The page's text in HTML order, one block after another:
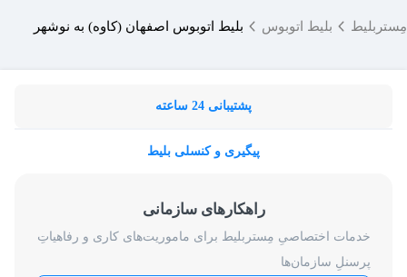
مِستربلیط بلیط اتوبوس بلیط اتوبوس اصفهان (کاوه) به نوشهر
پشتیبانی 24 ساعته
پیگیری و کنسلی بلیط
راهکارهای سازمانی
خدمات اختصاصیِ مِستربلیط برای ماموریت‌های کاری و رفاهیاتِ
پرسنلِ سازمان‌ها